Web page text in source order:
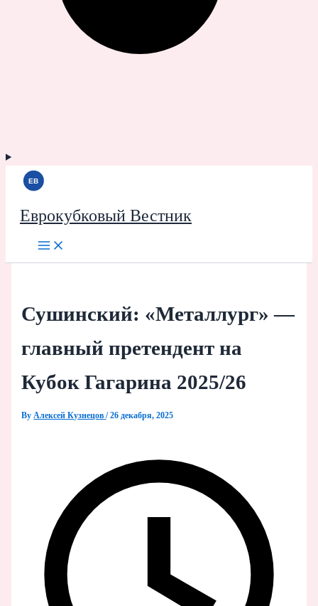
Еврокубковый Вестник
Сушинский: «Металлург» —
главный претендент на
Кубок Гагарина 2025/26
By Алексей Кузнецов/26 декабря, 2025